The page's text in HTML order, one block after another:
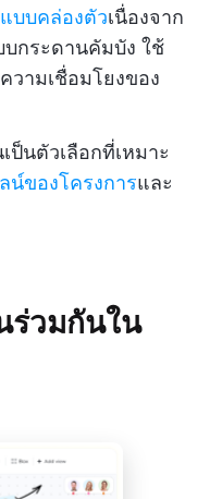
บบคล่องตัวเนื่องจาก
กระดานคัมบัง ใช้
วามเชื่อมโยงของ
ป็นตัวเลือกที่เหมาะ
น์ของโครงการและ
วมกันใน